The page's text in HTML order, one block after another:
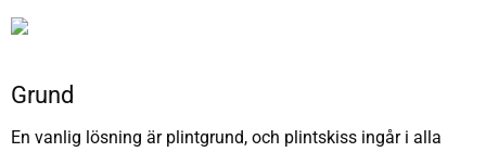
Grund
En vanlig lösning är plintgrund, och plintskiss ingår i alla